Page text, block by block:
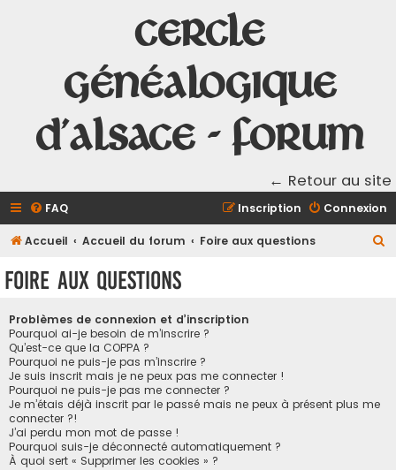
Cercle
Généalogique
d'Alsace - Forum
← Retour au site
FAQ Connexion
Inscription
Accueil Accueil du forum Foire aux questions
Foire aux questions
Problèmes de connexion et d’inscription
Pourquoi ai-je besoin de m’inscrire ?
Qu’est-ce que la COPPA ?
Pourquoi ne puis-je pas m’inscrire ?
Je suis inscrit mais je ne peux pas me connecter !
Pourquoi ne puis-je pas me connecter ?
Je m’étais déjà inscrit par le passé mais ne peux à présent plus me
connecter ?!
J’ai perdu mon mot de passe !
Pourquoi suis-je déconnecté automatiquement ?
À quoi sert « Supprimer les cookies » ?